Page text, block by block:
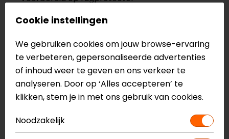
2 zakken aan voorzijde
Waterproof binnenzak
CE EN17092
Meer informatie nodig?
Heb je meer informatie nodig over dit product?
Neem dancontact met ons op of kom langs in één
Eindhoven, Vianen of Apeldoorn. In de winkels kun je
Cookie instellingen
We gebruiken cookies om jouw browse-ervaring
te verbeteren, gepersonaliseerde advertenties
of inhoud weer te geven en ons verkeer te
analyseren. Door op ‘Alles accepteren’ te
klikken, stem je in met ons gebruik van cookies.
Noodzakelijk